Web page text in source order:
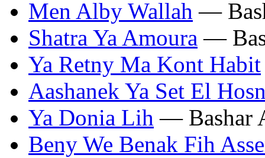
Men Alby Wallah —
Shatra Ya Amoura —
Ya Retny Ma Kont Habit
Aashanek Ya Set El
Ya Donia Lih — Bashar
Beny We Benak Fih